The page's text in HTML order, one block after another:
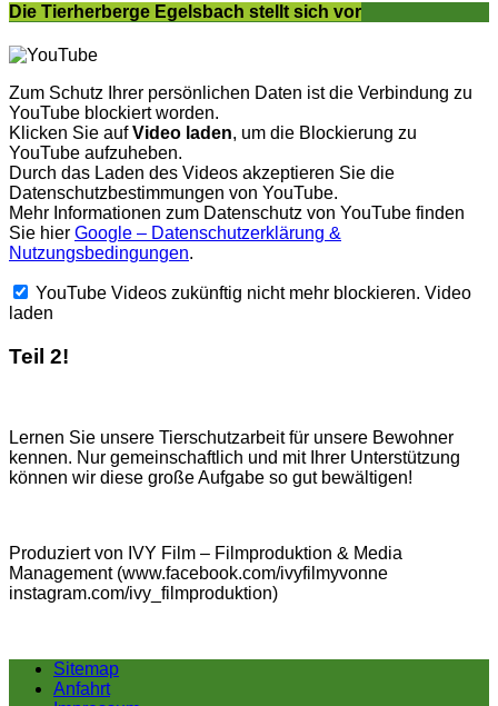
Die Tierherberge Egelsbach stellt sich vor
Zum Schutz Ihrer persönlichen Daten ist die Verbindung zu
YouTube blockiert worden.
Klicken Sie aufVideo laden, um die Blockierung zu
YouTube aufzuheben.
Durch das Laden des Videos akzeptieren Sie die
Datenschutzbestimmungen von YouTube.
Mehr Informationen zum Datenschutz von YouTube finden
Sie hier Google – Datenschutzerklärung &
Nutzungsbedingungen.
YouTube Videos zukünftig nicht mehr blockieren. Video
laden
Teil 2!
Lernen Sie unsere Tierschutzarbeit für unsere Bewohner
kennen. Nur gemeinschaftlich und mit Ihrer Unterstützung
können wir diese große Aufgabe so gut bewältigen!
Produziert von IVY Film – Filmproduktion & Media
Management (www.facebook.com/ivyfilmyvonne
instagram.com/ivy_filmproduktion)
Sitemap
Anfahrt